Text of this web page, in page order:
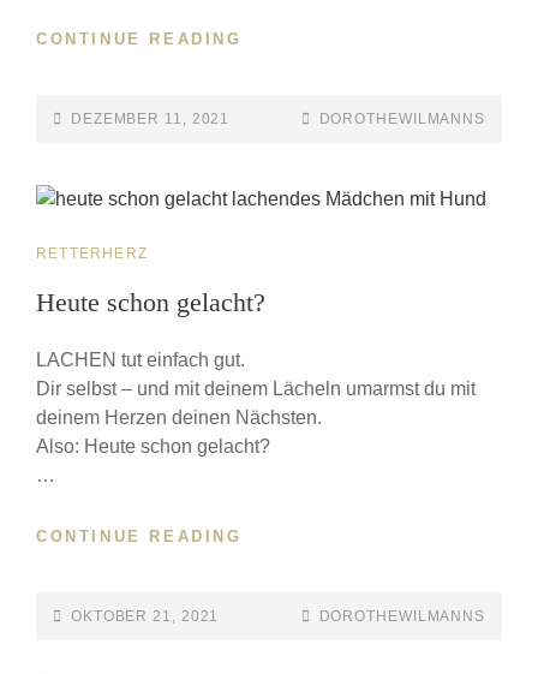
CONTINUE READING
DEZEMBER 11, 2021 DOROTHEWILMANNS
RETTERHERZ
Heute schon gelacht?
LACHEN tut einfach gut.
Dir selbst – und mit deinem Lächeln umarmst du mit
deinem Herzen deinen Nächsten.
Also: Heute schon gelacht?
…
CONTINUE READING
OKTOBER 21, 2021 DOROTHEWILMANNS